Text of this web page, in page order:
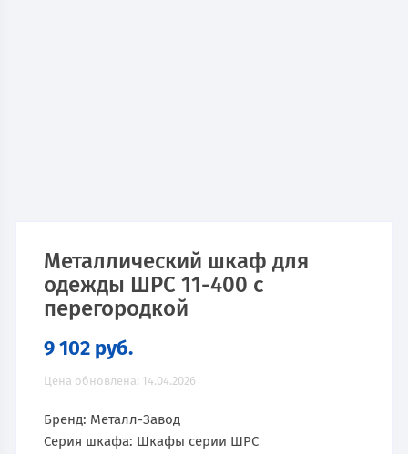
Металлический шкаф для
одежды ШРС 11-400 с
перегородкой
9 102 руб.
Цена обновлена: 14.04.2026
Бренд: Металл-Завод
Серия шкафа: Шкафы серии ШРС